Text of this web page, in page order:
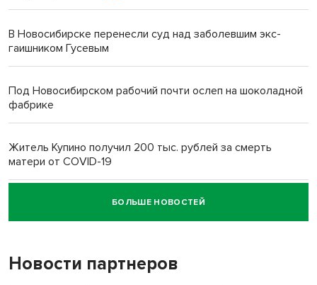
В Новосибирске перенесли суд над заболевшим экс-
гаишником Гусевым
Под Новосибирском рабочий почти ослеп на шоколадной
фабрике
Житель Купино получил 200 тыс. рублей за смерть
матери от COVID-19
Новосибирский суд наказал водителя за смерть
пенсионерки на вокзале
БОЛЬШЕ НОВОСТЕЙ
Новости партнеров